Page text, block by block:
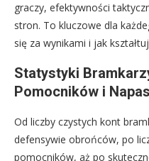
graczy, efektywności
stron. To kluczowe dla
się za wynikami i jak
Statystyki
Pomocników i
Od liczby czystych kont
defensywie obrońców, po
pomocników, aż po